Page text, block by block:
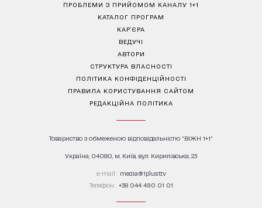
ПРОБЛЕМИ З ПРИЙОМОМ КАНАЛУ 1+1
КАТАЛОГ ПРОГРАМ
КАР’ЄРА
ВЕДУЧІ
АВТОРИ
СТРУКТУРА ВЛАСНОСТІ
ПОЛІТИКА КОНФІДЕНЦІЙНОСТІ
ПРАВИЛА КОРИСТУВАННЯ САЙТОМ
РЕДАКЦІЙНА ПОЛІТИКА
Товариство з обмеженою відповідальністю "ВІЖН 1+1"
Україна, 04080, м. Київ, вул. Кирилівська, 23
е-mail: media@1plus1.tv
Телефон: +38 044 490 01 01